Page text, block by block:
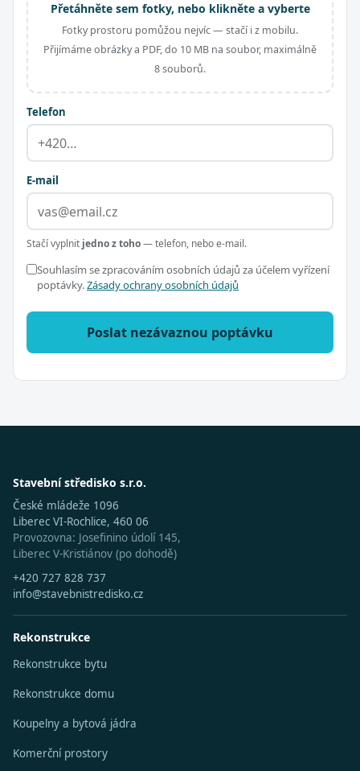
Přetáhněte sem fotky, nebo klikněte a vyberte
Fotky prostoru pomůžou nejvíc — stačí i z mobilu.
Přijímáme obrázky a PDF, do 10 MB na soubor, maximálně
8 souborů.
Telefon
E-mail
Stačí vyplnit jedno z toho— telefon, nebo e-mail.
Souhlasím se zpracováním osobních údajů za účelem vyřízení
poptávky.Zásady ochrany osobních údajů
Poslat nezávaznou poptávku
Stavební středisko s.r.o.
České mládeže 1096
Liberec VI-Rochlice, 460 06
Provozovna: Josefinino údolí 145,
Liberec V-Kristiánov (po dohodě)
+420 727 828 737
info@stavebnistredisko.cz
Rekonstrukce
Rekonstrukce bytu
Rekonstrukce domu
Koupelny a bytová jádra
Komerční prostory